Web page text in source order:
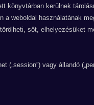
könyvtárban kerülnek
a weboldal használatának
sőt, elhelyezésüket
(„session”) vagy állandó